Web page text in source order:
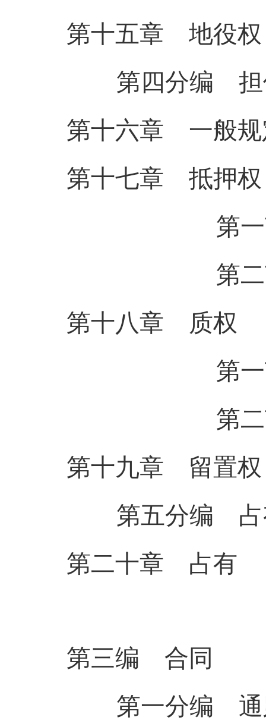
第十五章 地役权
第四分编 担
第十六章 一般规
第十七章 抵押权
第一节
第二节 最
第十八章 质权
第一节
第二节
第十九章 留置权
第五分编 占
第二十章 占有
第三编 合同
第一分编 通